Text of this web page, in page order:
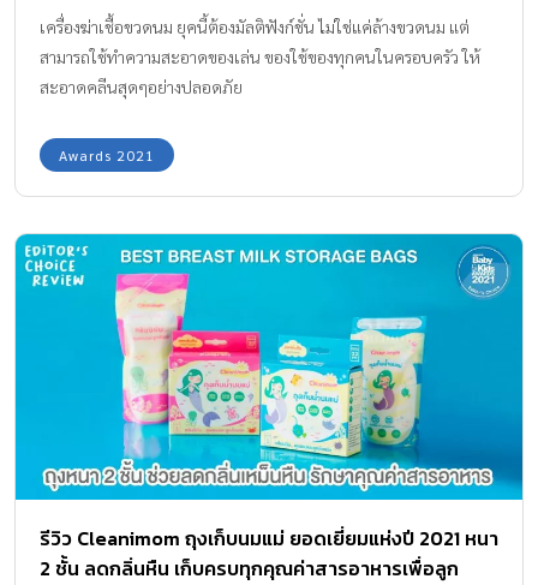
เครื่องฆ่าเชื้อขวดนม ยุคนี้ต้องมัลติฟังก์ชั่น ไม่ใช่แค่ล้างขวดนม แต่
สามารถใช้ทำความสะอาดของเล่น ของใช้ของทุกคนในครอบครัว ให้
สะอาดคลีนสุดๆอย่างปลอดภัย
Awards 2021
รีวิว Cleanimom ถุงเก็บนมแม่ ยอดเยี่ยมแห่งปี 2021 หนา
2 ชั้น ลดกลิ่นหืน เก็บครบทุกคุณค่าสารอาหารเพื่อลูก